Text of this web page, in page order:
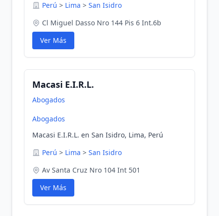
Perú > Lima > San Isidro
Cl Miguel Dasso Nro 144 Pis 6 Int.6b
Ver Más
Macasi E.I.R.L.
Abogados
Abogados
Macasi E.I.R.L. en San Isidro, Lima, Perú
Perú > Lima > San Isidro
Av Santa Cruz Nro 104 Int 501
Ver Más